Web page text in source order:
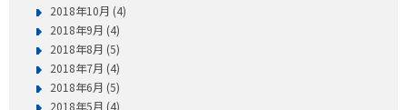
2018年10月 (4)
2018年9月 (4)
2018年8月 (5)
2018年7月 (4)
2018年6月 (5)
2018年5月 (4)